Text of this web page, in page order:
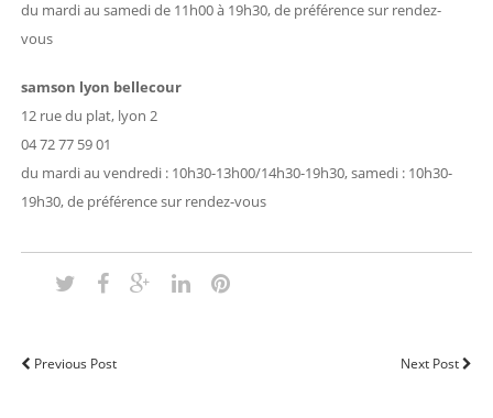
du mardi au samedi de 11h00 à 19h30, de préférence sur rendez-
vous
samson lyon bellecour
12 rue du plat, lyon 2
04 72 77 59 01
du mardi au vendredi : 10h30-13h00/14h30-19h30, samedi : 10h30-
19h30, de préférence sur rendez-vous
Previous Post Next Post